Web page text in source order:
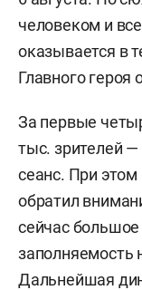
человеком и
оказывается в
Главного героя
За первые
тыс. зрителей
сеанс. При
обратил
сейчас большое
заполняемость
Дальнейшая